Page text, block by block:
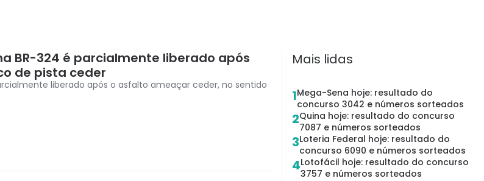
BR-324 é parcialmente liberado após
de pista ceder
liberado após o asfalto ameaçar ceder, no sentido
Mais lidas
1Mega-Sena hoje: resultado do
concurso 3042 e números sorteados
2Quina hoje: resultado do concurso
7087 e números sorteados
3Loteria Federal hoje: resultado do
concurso 6090 e números sorteados
4Lotofácil hoje: resultado do concurso
3757 e números sorteados